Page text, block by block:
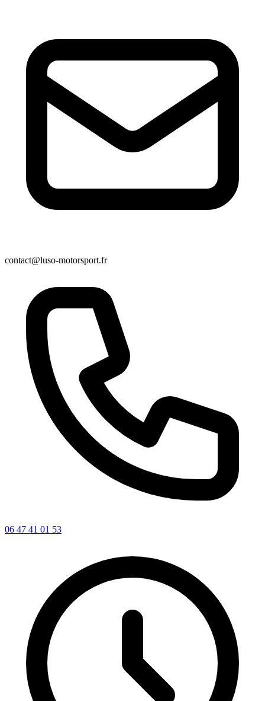
contact@luso-motorsport.fr
06 47 41 01 53